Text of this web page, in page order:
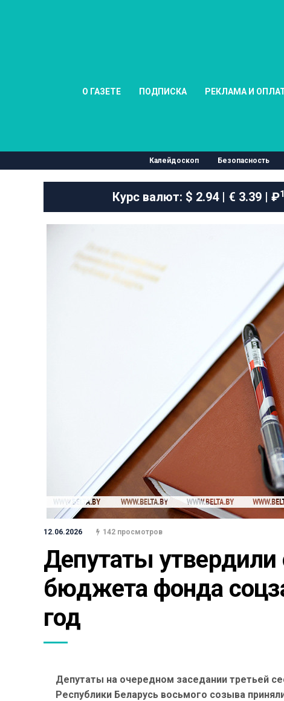
О ГАЗЕТЕ ПОДПИСКА РЕКЛАМА И
Калейдоскоп Безопасность
Курс валют: $ 2.94 | € 3.39 | ₽
12.06.2026 142 просмотров
Депутаты утвердили
бюджета фонда
год
Депутаты на очередном заседании третьей
Республики Беларусь восьмого созыва